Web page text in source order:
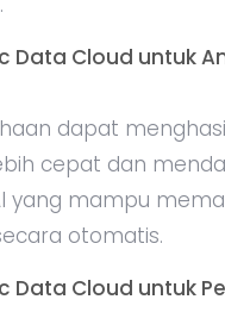
Data Cloud untuk
dapat
cepat dan
yang mampu
otomatis.
Data Cloud untuk